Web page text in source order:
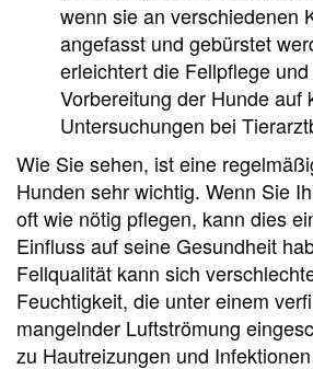
wenn sie an verschiedenen
angefasst und gebürstet
erleichtert die Fellpflege
Vorbereitung der Hunde auf
Untersuchungen bei
Wie Sie sehen, ist eine
Hunden sehr wichtig. Wenn Sie
oft wie nötig pflegen, kann dies
Einfluss auf seine Gesundheit
Fellqualität kann sich
Feuchtigkeit, die unter einem
mangelnder Luftströmung
zu Hautreizungen und